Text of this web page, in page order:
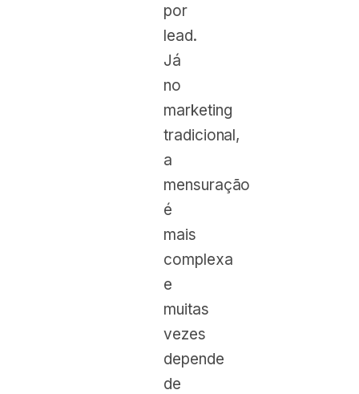
por
lead.
Já
no
marketing
tradicional,
a
mensuração
é
mais
complexa
e
muitas
vezes
depende
de